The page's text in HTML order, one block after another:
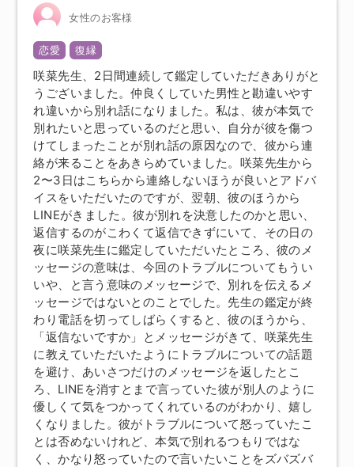
女性のお客様
恋愛 復縁
咲菜先生、2日間連続して鑑定していただきありがと
うございました。仲良くしていた男性と勘違いやす
れ違いから別れ話になりました。私は、彼が本気で
別れたいと思っているのだと思い、自分が彼を傷つ
けてしまったことが別れ話の原因なので、彼から連
絡が来ることをあきらめていました。咲菜先生から
2〜3日はこちらから連絡しないほうが良いとアドバ
イスをいただいたのですが、翌朝、彼のほうから
LINEがきました。彼が別れを決意したのかと思い、
返信するのがこわくて返信できずにいて、その日の
夜に咲菜先生に鑑定していただいたところ、彼のメ
ッセージの意味は、今回のトラブルについてもうい
いや、と言う意味のメッセージで、別れを伝えるメ
ッセージではないとのことでした。先生の鑑定が終
わり電話を切ってしばらくすると、彼のほうから、
「返信ないですか」とメッセージがきて、咲菜先生
に教えていただいたようにトラブルについての話題
を避け、あいさつだけのメッセージを返したとこ
ろ、LINEを消すとまで言っていた彼が別人のように
優しくて気をつかってくれているのがわかり、嬉し
くなりました。彼がトラブルについて怒っていたこ
とは否めないけれど、本気で別れるつもりではな
く、かなり怒っていたので言いたいことをズバズバ